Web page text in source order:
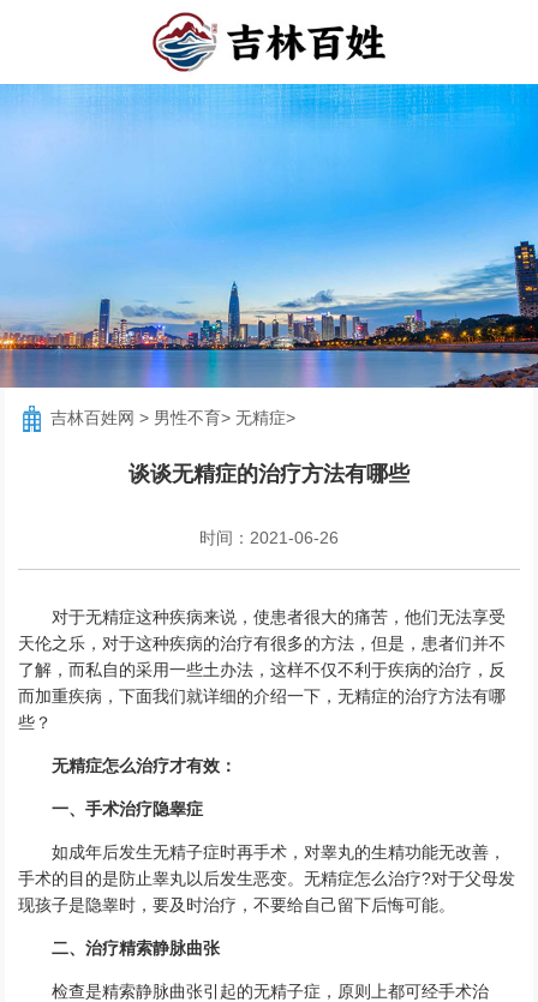
吉林百姓网 > 男性不育>无精症>
谈谈无精症的治疗方法有哪些
时间：2021-06-26
对于无精症这种疾病来说，使患者很大的痛苦，他们无法享受
天伦之乐，对于这种疾病的治疗有很多的方法，但是，患者们并不
了解，而私自的采用一些土办法，这样不仅不利于疾病的治疗，反
而加重疾病，下面我们就详细的介绍一下，无精症的治疗方法有哪
些？
无精症怎么治疗才有效：
一、手术治疗隐睾症
如成年后发生无精子症时再手术，对睾丸的生精功能无改善，
手术的目的是防止睾丸以后发生恶变。无精症怎么治疗?对于父母发
现孩子是隐睾时，要及时治疗，不要给自己留下后悔可能。
二、治疗精索静脉曲张
检查是精索静脉曲张引起的无精子症，原则上都可经手术治